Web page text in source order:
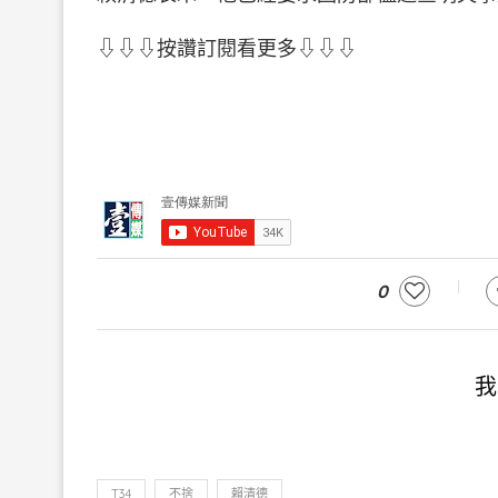
⇩⇩⇩按讚訂閱看更多⇩⇩⇩
0
T34 不捨 賴清德